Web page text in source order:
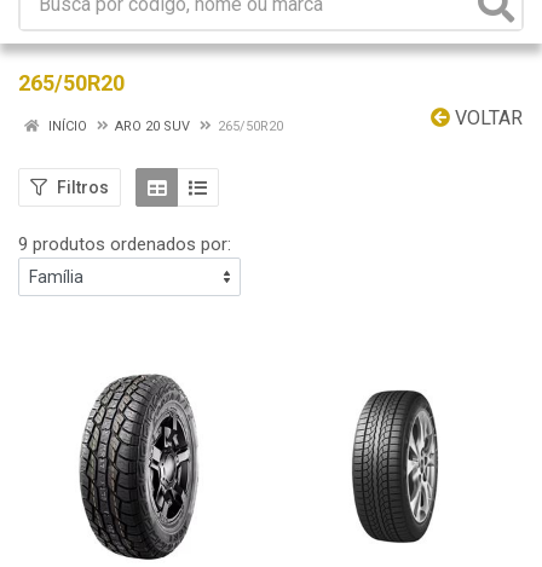
265/50R20
VOLTAR
INÍCIO ARO 20 SUV 265/50R20
Filtros
9 produtos ordenados por: